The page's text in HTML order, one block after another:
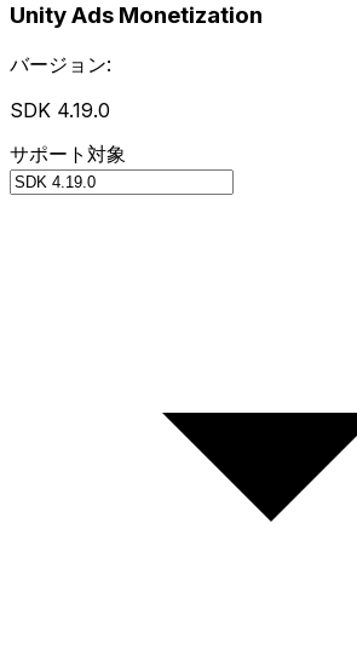
Unity Ads Monetization
バージョン:
SDK 4.19.0
サポート対象